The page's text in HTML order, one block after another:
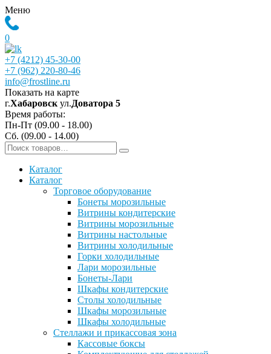
Меню
0
+7 (4212) 45-30-00
+7 (962) 220-80-46
info@frostline.ru
Показать на карте
г.Хабаровск ул.Доватора 5
Время работы:
Пн-Пт (09.00 - 18.00)
Сб. (09.00 - 14.00)
Каталог
Каталог
Торговое оборудование
Бонеты морозильные
Витрины кондитерские
Витрины морозильные
Витрины настольные
Витрины холодильные
Горки холодильные
Лари морозильные
Бонеты-Лари
Шкафы кондитерские
Столы холодильные
Шкафы морозильные
Шкафы холодильные
Стеллажи и прикассовая зона
Кассовые боксы